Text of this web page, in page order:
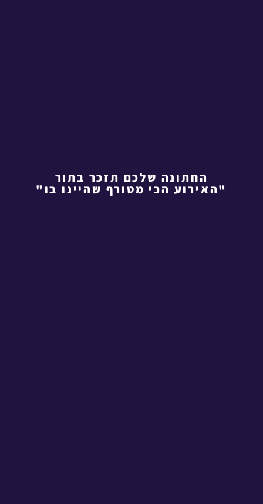
החתונה שלכם תזכר בתור
"האירוע הכי מטורף שהיינו בו"